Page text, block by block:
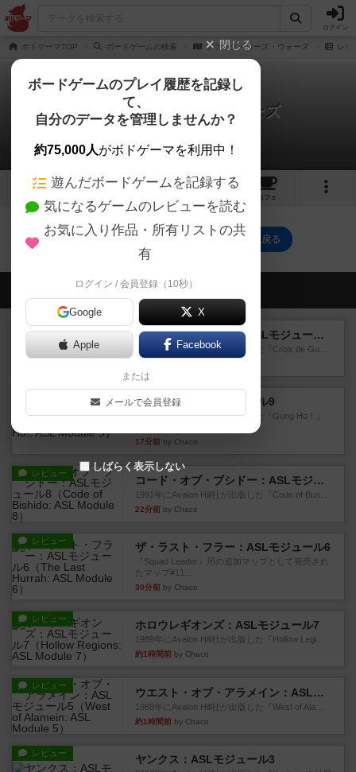
ログイン
ボドゲーマTOP ボードゲームの検索 ブラック・ローズ・ウォーズ レビ
ブラック・ローズ・ウォーズ
0件のレビュー
2
カフェ
ブラック・ローズ・ウォーズのトップに戻る
会員の新しい投稿
レビュー
クロワ・ド・ゲール：ASLモジュール10
1992年にAvalon Hill社が出版した『Croix de Gu...
ガンホー：ASLモジュール9
1992年にAvalon Hill社が出版した『Gung Ho！』
17分前 by Chaco
レビュー
コード・オブ・ブシドー：ASLモジュール8
1991年にAvalon Hill社が出版した『Code of Bus...
22分前 by Chaco
レビュー ザ・ラスト・フラー：ASLモジュール6
『Squad Leader』用の追加マップとして発売され
たマップ#11...
30分前 by Chaco
レビュー ホロウレギオンズ：ASLモジュール7
1989年にAvalon Hill社が出版した『Hollow Legi...
約1時間前 by Chaco
レビュー
ウエスト・オブ・アラメイン：ASLモジュール5
1988年にAvalon Hill社が出版した『West of Ala...
約1時間前 by Chaco
レビュー ヤンクス：ASLモジュール3
閉じる
ボードゲームのプレイ履歴を記録し
て、
自分のデータを管理しませんか？
約75,000人がボドゲーマを利用中！
遊んだボードゲームを記録する
気になるゲームのレビューを読む
お気に入り作品・所有リストの共
有
ログイン / 会員登録（10秒）
Google X
Apple Facebook
または
メールで会員登録
しばらく表示しない